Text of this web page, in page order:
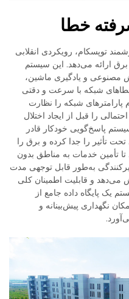
خطا
توپسکام، رویکردی انقلابی
ارائه می‌دهد. این سیستم
مصنوعی و یادگیری ماشین،
شبکه با سرعت و دقتی
شبکه را نظارت
را قبل از ایجاد اختلال
پاسخ‌گویی خودکار قادر
تأثیر را جدا کرده و برق را
تأمین خدمات به مناطق بدون
به‌طور قابل توجهی مدت
می‌دهد و قابلیت اطمینان کلی
سیستم یک پایگاه داده جامع از
نگهداری پیش‌بینانه و